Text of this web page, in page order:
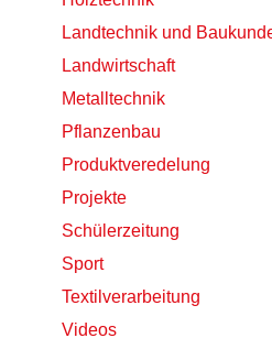
Landtechnik und
Landwirtschaft
Metalltechnik
Pflanzenbau
Produktveredelung
Projekte
Schülerzeitung
Sport
Textilverarbeitung
Videos